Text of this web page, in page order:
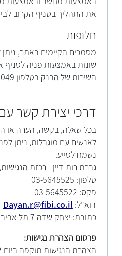
את התהליך בסניף הקרוב
​חלופות
מסמכים הקיימים באתר,
שונות באמצעות פניה לסניף
השירות של הבנק בטלפון 03-5130049.
דרכי יצירת קשר
בכל שאלה, בקשה, הערה או
לאנשים עם מוגבלות, ניתן
נשמח לסייע.
גברת רות דיין - רכזת הנגישות,
טלפון: 03-5645525
פקס: 03-5645522
דוא"ל: Dayan.r@fibi.co.il
כתובת: יצחק שדה 7 תל אביב
פרסום הצהרת נגישות:
הצהרת הנגישות תוקפה ביום 01.01.2022